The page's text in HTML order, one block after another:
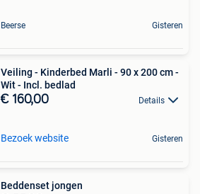
Beerse Gisteren
Veiling - Kinderbed Marli - 90 x 200 cm -
Wit - Incl. bedlad
€ 160,00 Details
Bezoek website Gisteren
Beddenset jongen